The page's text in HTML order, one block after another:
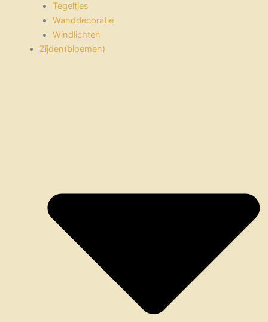
Tegeltjes
Wanddecoratie
Windlichten
Zijden(bloemen)